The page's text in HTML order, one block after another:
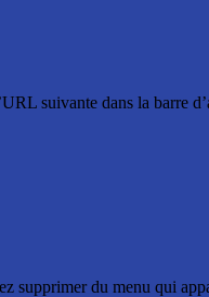
suivante dans la barre
supprimer du menu qui